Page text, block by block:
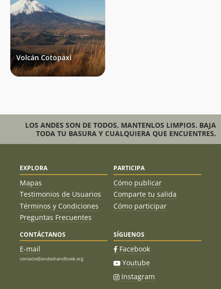
Volcán Cotopaxi
LOS ANDES SON DE TODOS, MANTENLOS LIMPIOS. BAJA
TODA TU BASURA Y CUALQUIERA QUE ENCUENTRES.
EXPLORA
Mapas
Testimonios de Usuarios
Términos y Condiciones
Preguntas Frecuentes
PARTICIPA
Cómo publicar
Comparte tu salida
Cómo participar
CONTÁCTANOS
E-mail
contacto@andeshandbook.org
SÍGUENOS
Facebook
Youtube
Instagram